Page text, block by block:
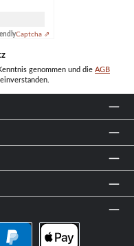
Captcha ⇗
genommen und die AGB